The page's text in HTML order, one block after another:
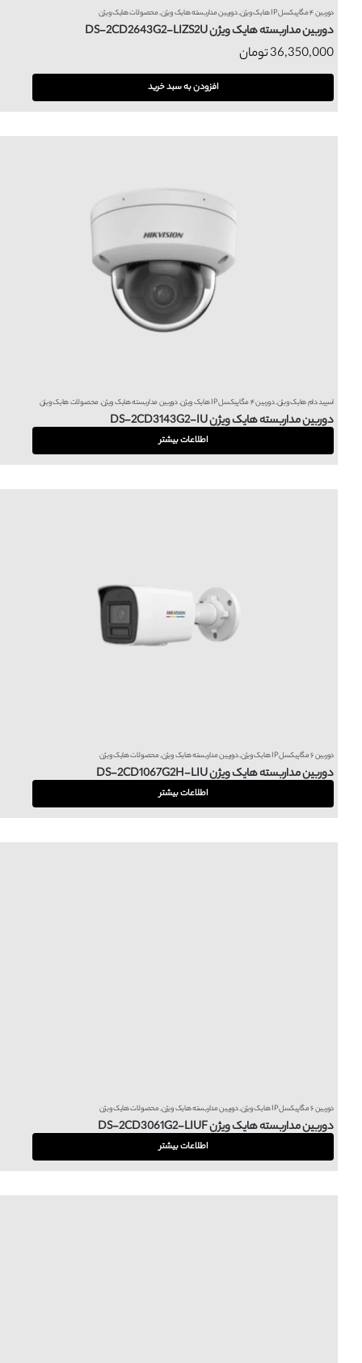
دوربین ۴ مگاپیکسل IP هایک ویژن ,دوربین مداربسته هایک ویژن,محصولات هایک ویژن
دوربین مداربسته هایک ویژن DS-2CD2643G2-LIZS2U
36,350,000تومان
افزودن به سبد خرید
اسپید دام هایک ویژن,دوربین ۴ مگاپیکسل IP هایک ویژن ,دوربین مداربسته هایک ویژن,محصولات هایک ویژن
دوربین مداربسته هایک ویژن DS-2CD3143G2-IU
اطلاعات بیشتر
دوربین ۶ مگاپیکسل IP هایک ویژن ,دوربین مداربسته هایک ویژن,محصولات هایک ویژن
دوربین مداربسته هایک ویژن DS-2CD1067G2H-LIU
اطلاعات بیشتر
دوربین ۶ مگاپیکسل IP هایک ویژن ,دوربین مداربسته هایک ویژن,محصولات هایک ویژن
دوربین مداربسته هایک ویژن DS-2CD3061G2-LIUF
اطلاعات بیشتر